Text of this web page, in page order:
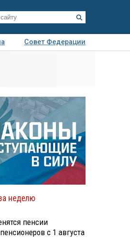
Совет Федерации
неделю
пенсии
с 1 августа